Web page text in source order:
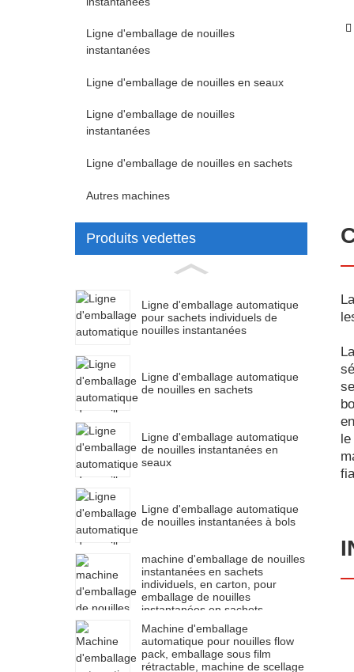
Ligne d'emballage de nouilles
instantanées
Ligne d'emballage de nouilles en seaux
Ligne d'emballage de nouilles
instantanées
Ligne d'emballage de nouilles en sachets
Autres machines
Produits vedettes
Ligne d'emballage automatique
pour sachets individuels de
nouilles instantanées
Ligne d'emballage automatique
de nouilles en sachets
Ligne d'emballage automatique
de nouilles instantanées en
seaux
Ligne d'emballage automatique
de nouilles instantanées à bols
machine d'emballage de nouilles
instantanées en sachets
individuels, en carton, pour
emballage de nouilles
instantanées en sachets
individuels. Ligne de production
de conditionnement.
Machine d'emballage
automatique pour nouilles flow
pack, emballage sous film
rétractable, machine de scellage